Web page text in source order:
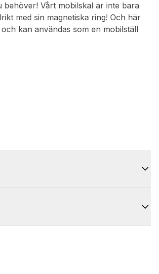
Vårt mobilskal är inte bara
med sin magnetiska ring! Och här
kan användas som en mobilställ